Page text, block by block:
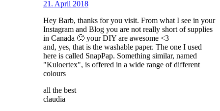
21. April 2018
Hey Barb, thanks for you visit. From what I see in your
Instagram and Blog you are not really short of supplies
in Canada 🙂 your DIY are awesome <3
and, yes, that is the washable paper. The one I used
here is called SnapPap. Something similar, named
"Kuloertex", is offered in a wide range of different
colours
all the best
claudia